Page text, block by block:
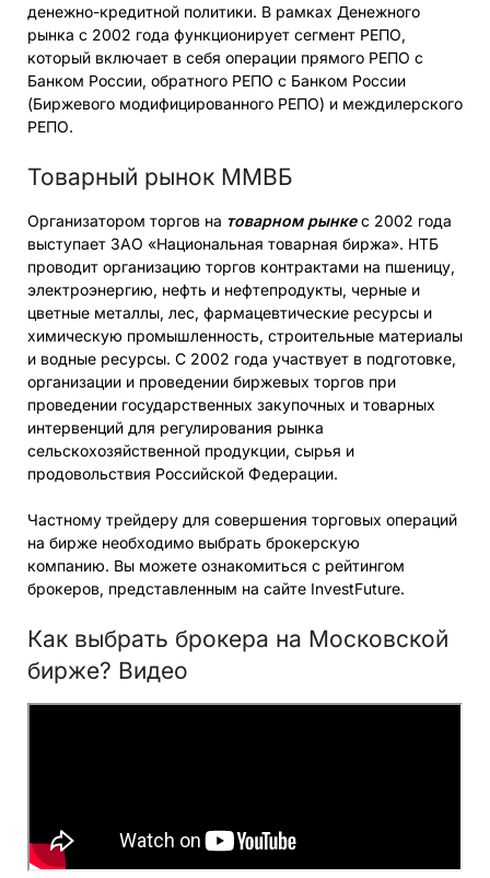
денежно-кредитной политики. В рамках Денежного
рынка с 2002 года функционирует сегмент РЕПО,
который включает в себя операции прямого РЕПО c
Банком России, обратного РЕПО с Банком России
(Биржевого модифицированного РЕПО) и междилерского
РЕПО.
Товарный рынок ММВБ
Организатором торгов на товарном рынкес 2002 года
выступает ЗАО «Национальная товарная биржа». НТБ
проводит организацию торгов контрактами на пшеницу,
электроэнергию, нефть и нефтепродукты, черные и
цветные металлы, лес, фармацевтические ресурсы и
химическую промышленность, строительные материалы
и водные ресурсы. С 2002 года участвует в подготовке,
организации и проведении биржевых торгов при
проведении государственных закупочных и товарных
интервенций для регулирования рынка
сельскохозяйственной продукции, сырья и
продовольствия Российской Федерации.
Частному трейдеру для совершения торговых операций
на бирже необходимо выбрать брокерскую
компанию. Вы можете ознакомиться с рейтингом
брокеров, представленным на сайте InvestFuture.
Как выбрать брокера на Московской
бирже? Видео